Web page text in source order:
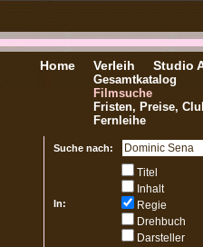
Home Verleih
Gesamtkatalog
Filmsuche
Fristen, Preise,
Fernleihe
Studio
Suche nach:
In:
Titel
Inhalt
Regie
Drehbuch
Darsteller